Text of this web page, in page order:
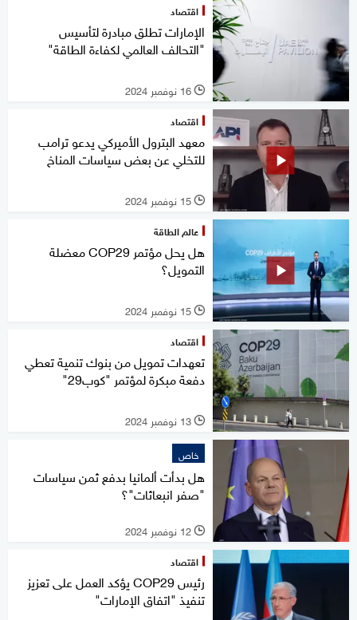
اقتصاد
الإمارات تطلق مبادرة لتأسيس
"التحالف العالمي لكفاءة الطاقة"
l 16 نوفمبر 2024
اقتصاد
معهد البترول الأميركي يدعو ترامب
للتخلي عن بعض سياسات المناخ
l 15 نوفمبر 2024
عالم الطاقة
هل يحل مؤتمر COP29 معضلة
التمويل؟
l 15 نوفمبر 2024
اقتصاد
تعهدات تمويل من بنوك تنمية تعطي
دفعة مبكرة لمؤتمر "كوب29"
l 13 نوفمبر 2024
خاص
هل بدأت ألمانيا بدفع ثمن سياسات
"صفر انبعاثات"؟
l 12 نوفمبر 2024
اقتصاد
رئيس COP29 يؤكد العمل على تعزيز
تنفيذ "اتفاق الإمارات"